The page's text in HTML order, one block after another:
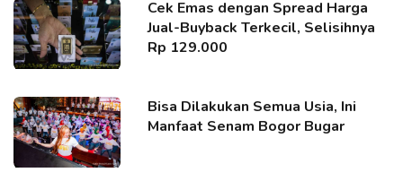
Cek Emas dengan Spread Harga
Jual-Buyback Terkecil, Selisihnya
Rp 129.000
Bisa Dilakukan Semua Usia, Ini
Manfaat Senam Bogor Bugar